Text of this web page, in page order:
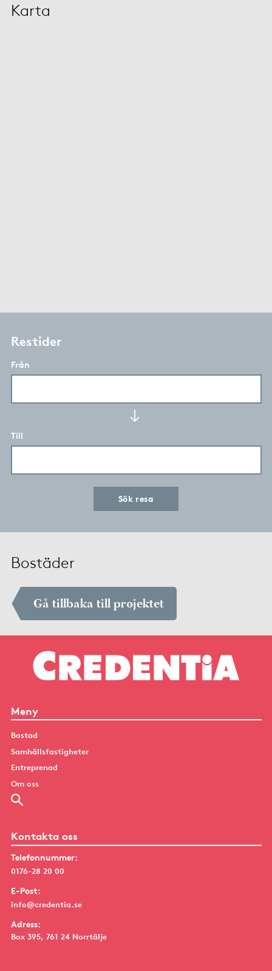
Karta
Restider
Från
Till
Sök resa
Bostäder
Gå tillbaka till projektet
Meny
Bostad
Samhällsfastigheter
Entreprenad
Om oss
Kontakta oss
Telefonnummer:
0176-28 20 00
E-Post:
info@credentia.se
Adress:
Box 395, 761 24 Norrtälje